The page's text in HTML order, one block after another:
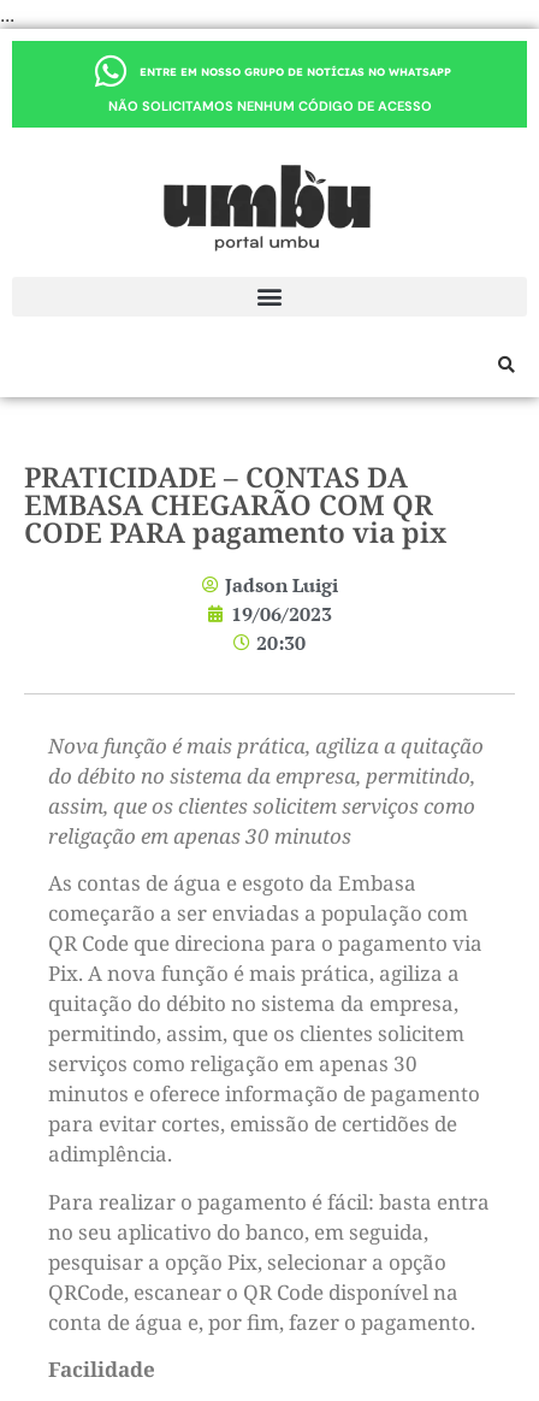
...
ENTRE EM NOSSO GRUPO DE NOTÍCIAS NO WHATSAPP
NÃO SOLICITAMOS NENHUM CÓDIGO DE ACESSO
PRATICIDADE – CONTAS DA
EMBASA CHEGARÃO COM QR
CODE PARA pagamento via pix
Jadson Luigi
19/06/2023
20:30
Nova função é mais prática, agiliza a quitação
do débito no sistema da empresa, permitindo,
assim, que os clientes solicitem serviços como
religação em apenas 30 minutos
As contas de água e esgoto da Embasa
começarão a ser enviadas a população com
QR Code que direciona para o pagamento via
Pix. A nova função é mais prática, agiliza a
quitação do débito no sistema da empresa,
permitindo, assim, que os clientes solicitem
serviços como religação em apenas 30
minutos e oferece informação de pagamento
para evitar cortes, emissão de certidões de
adimplência.
Para realizar o pagamento é fácil: basta entra
no seu aplicativo do banco, em seguida,
pesquisar a opção Pix, selecionar a opção
QRCode, escanear o QR Code disponível na
conta de água e, por fim, fazer o pagamento.
Facilidade